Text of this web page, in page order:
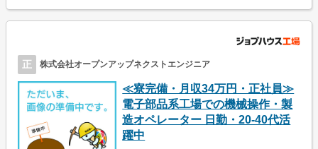
正 株式会社オープンアップネクストエンジニア
≪寮完備・月収34万円・正社員≫
電子部品系工場での機械操作・製
造オペレーター 日勤・20-40代活
躍中